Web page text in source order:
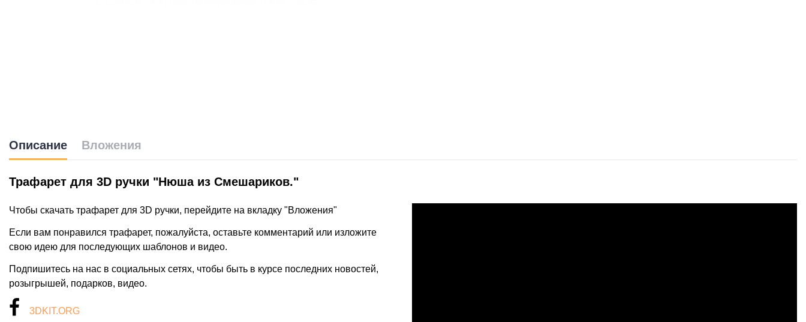
Описание Вложения
Трафарет для 3D ручки "Нюша из Смешариков."
Чтобы скачать трафарет для 3D ручки, перейдите на вкладку "Вложения"
Если вам понравился трафарет, пожалуйста, оставьте комментарий или изложите
свою идею для последующих шаблонов и видео.
Подпишитесь на нас в социальных сетях, чтобы быть в курсе последних новостей,
розыгрышей, подарков, видео.
3DKIT.ORG